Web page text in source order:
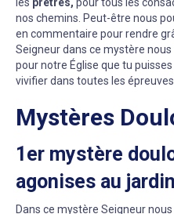
les prêtres, pour tous les
nos chemins. Peut-être nous
en commentaire pour rendre
Seigneur dans ce mystère
pour notre Église que tu
vivifier dans toutes les
Mystères
1er mystère
agonises au
Dans ce mystère Seigneur